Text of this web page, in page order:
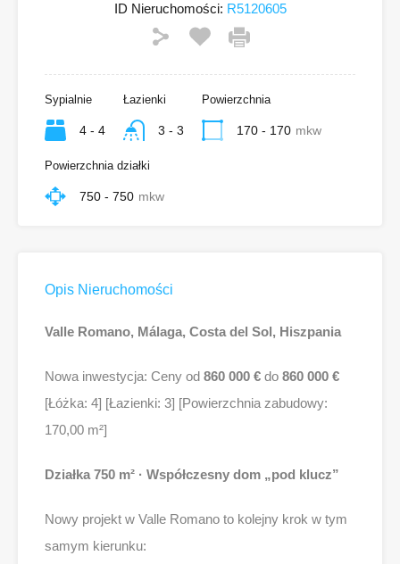
ID Nieruchomości: R5120605
Sypialnie
4 - 4
Łazienki
3 - 3
Powierzchnia
170 - 170 mkw
Powierzchnia działki
750 - 750 mkw
Opis Nieruchomości
Valle Romano, Málaga, Costa del Sol, Hiszpania
Nowa inwestycja: Ceny od 860 000 € do 860 000 €
[Łóżka: 4] [Łazienki: 3] [Powierzchnia zabudowy:
170,00 m²]
Działka 750 m² · Współczesny dom „pod klucz”
Nowy projekt w Valle Romano to kolejny krok w tym
samym kierunku: